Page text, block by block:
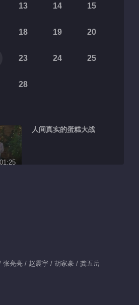
13 14 15
18 19 20
23 24 25
28
01:25
人间真实的蛋糕大战
01:00
亮亮 / 赵震宇 / 胡家豪 / 龚五岳